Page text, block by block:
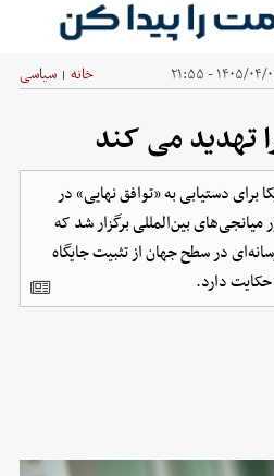
۰۴/۰۱ - ۲۱:۵۵ خانه | سیاسی
تهدید می کند
برای دستیابی به «توافق نهایی» در
بین‌المللی برگزار شد که
در سطح جهان از تثبیت جایگاه
حکایت دارد.